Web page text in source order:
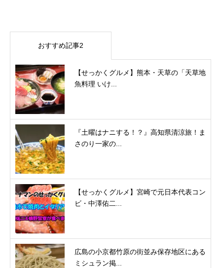
おすすめ記事2
【せっかくグルメ】熊本・天草の「天草地
魚料理 いけ...
『土曜はナニする！？』高知県清涼旅！ま
さのり一家の...
【せっかくグルメ】宮崎で元日本代表コン
ビ・中澤佑二...
広島の小京都竹原の街並み保存地区にある
ミシュラン掲...